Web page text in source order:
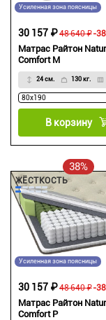
Усиленная зона поясницы
Матрас Райтон
Comfort M
24 см. 130 кг.
48 640 ₽
30 157 ₽ -
В корзину
38%
ЖЁСТКОСТЬ
Усиленная зона поясницы
Матрас Райтон
Comfort P
48 640 ₽
30 157 ₽ -